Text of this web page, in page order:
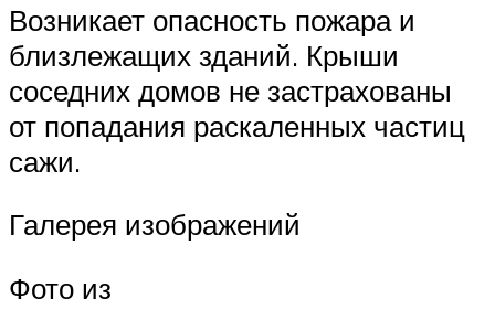
Возникает опасность пожара и
близлежащих зданий. Крыши
соседних домов не застрахованы
от попадания раскаленных частиц
сажи.
Галерея изображений
Фото из